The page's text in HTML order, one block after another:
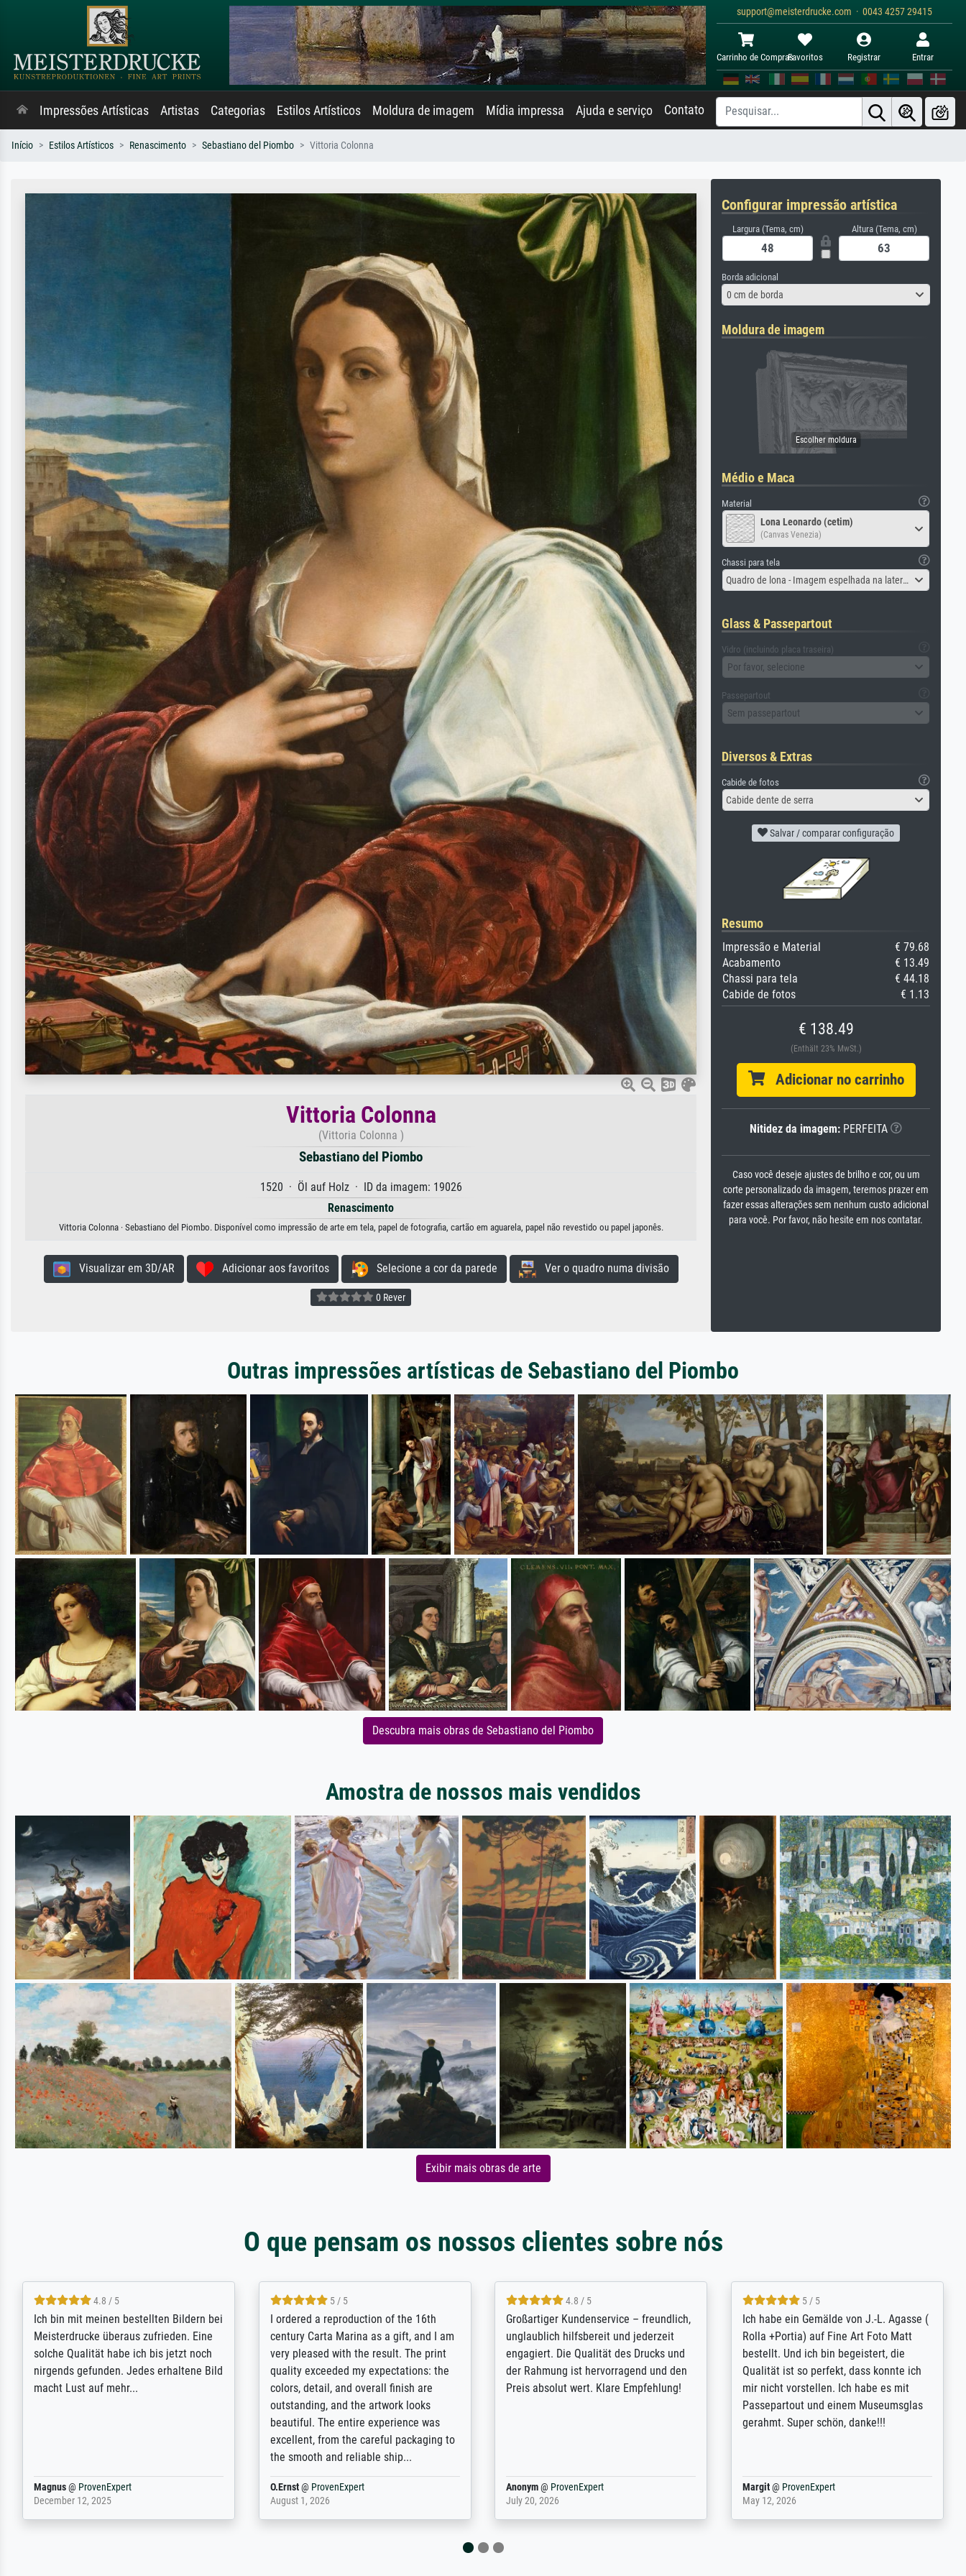
support@meisterdrucke.com · 0043 4257 29415
Carrinho de ComprasFavoritos Registrar Entrar
Impressões Artísticas Artistas Categorias Estilos Artísticos Moldura de imagem Mídia impressa Ajuda e serviço Contato
Início Estilos Artísticos Renascimento Sebastiano del Piombo Vittoria Colonna
Vittoria Colonna
(Vittoria Colonna )
Sebastiano del Piombo
1520 · Öl auf Holz · ID da imagem: 19026
Renascimento
Vittoria Colonna · Sebastiano del Piombo. Disponível como impressão de arte em tela, papel de fotografia, cartão em aguarela, papel não revestido ou papel japonês.
Visualizar em 3D/AR Adicionar aos favoritos Selecione a cor da parede Ver o quadro numa divisão
0 Rever
Configurar impressão artística
Largura (Tema, cm) Altura (Tema, cm)
Borda adicional
0 cm de borda
Moldura de imagem
Médio e Maca
Material
Lona Leonardo (cetim)
(Canvas Venezia)
Chassi para tela
Quadro de lona - Imagem espelhada na lateral
Glass & Passepartout
Vidro (incluindo placa traseira)
Por favor, selecione
Passepartout
Sem passepartout
Diversos & Extras
Cabide de fotos
Cabide dente de serra
Salvar / comparar configuração
Resumo
Impressão e Material
€ 79.68
Acabamento
€ 13.49
Chassi para tela
€ 44.18
Cabide de fotos
€ 1.13
€ 138.49
(Enthält 23% MwSt.)
Adicionar no carrinho
Nitidez da imagem: PERFEITA
Caso você deseje ajustes de brilho e cor, ou um
corte personalizado da imagem, teremos prazer em
fazer essas alterações sem nenhum custo adicional
para você. Por favor, não hesite em nos contatar.
Outras impressões artísticas de Sebastiano del Piombo
Descubra mais obras de Sebastiano del Piombo
Amostra de nossos mais vendidos
Exibir mais obras de arte
O que pensam os nossos clientes sobre nós
5 / 5
Rundum positive Erfahrung. Die
Ausführung des Auftrags hat eine Weile
gedauert, die angekündigte Lieferzeit
wurde aber letztlich sogar etwas
unterschritten. Die Qualität des Papiers
Dr.@ProvenExpert
February 3, 2026
5 / 5
The team at Meisterdrucke strives to
meet its clients demands, and provides
expert advice on how to obtain the best
results for the prints requested by the
client. The company has a vast
repertoire of prints to choose from, and
will provide excellent service also with
regards to prints which are not in that
repertoire. Highly recommended!
Anonym@ProvenExpert
April 22, 2026
5 / 5
Outstanding quality and customer
support. - the quality of the printing is
excellent and difficult to distinguish
from the real thing; it will be my go-to
for high-quality art prints from now on -
Anonym@ ProvenExpert
January 12, 2026
4.8 / 5
Qualité absolument irréprochable.
Extraordinaire diversité des thèmes
abordés et personnalisation des
demandes (recadrage, réajustement des
couleurs). Relation clientèle parfaite.
Transport, réception sans aucun
problème. Merci à toute l'équipe ! Hervé
Anonym@ProvenExpert
March 31, 2025